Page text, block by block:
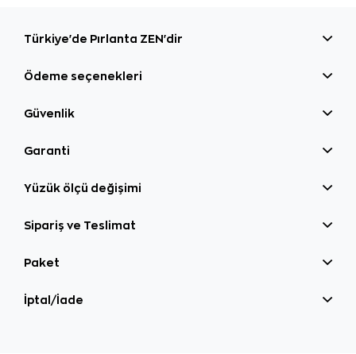
Türkiye'de Pırlanta ZEN'dir
Ödeme seçenekleri
Güvenlik
Garanti
Yüzük ölçü değişimi
Sipariş ve Teslimat
Paket
İptal/İade